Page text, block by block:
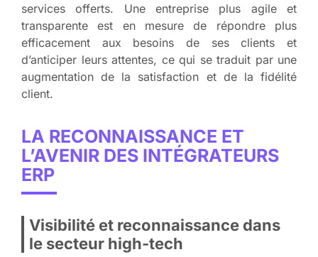
services offerts. Une entreprise plus agile et
transparente est en mesure de répondre plus
efficacement aux besoins de ses clients et
d’anticiper leurs attentes, ce qui se traduit par une
augmentation de la satisfaction et de la fidélité
client.
LA RECONNAISSANCE ET
L’AVENIR DES INTÉGRATEURS
ERP
Visibilité et reconnaissance dans
le secteur high-tech